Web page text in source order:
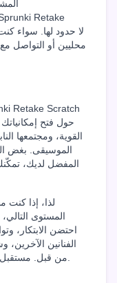
محليين أو التواصل
حول فتح إمكانياتك
القوية، ومجتمعها
الموسيقى. بغض
المفضل لديك،
لذا، إذا كنت
المستوى
الفنانين
من قبل. مستقبل إنتاج الموسيقى هنا، وهو مليء بالإمكانات.